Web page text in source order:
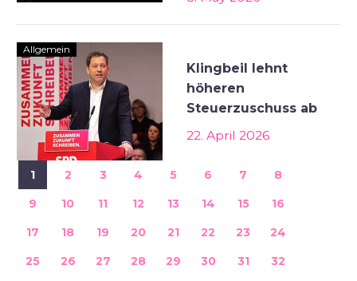
Allgemein
Klingbeil lehnt
höheren
Steuerzuschuss ab
22. April 2026
1 2 3 4 5 6 7
8
9
10 11 12 13 14 15
16
17
18 19 20 21 22 23
24
25
26 27 28 29 30 31 32